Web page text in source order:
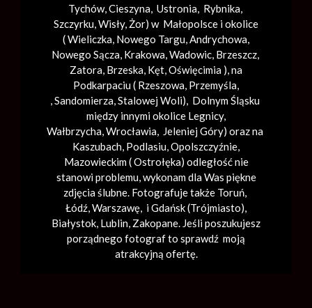
Tychów, Cieszyna, Ustronia, Rybnika,
Szczyrku, Wisły, Żor) w Małopolsce i okolice
(Wieliczka, Nowego Targu,Andrychowa,
Nowego Sącza, Krakowa,Wadowic, Brzeszcz,
Zatora, Brzeska, Kęt,Oświęcimia ), na
Podkarpaciu ( Rzeszowa, Przemyśla,
,Sandomierza,Stalowej Woli), Dolnym Śląsku
między innymi okolice Legnicy,
Wałbrzycha,Wrocławia, Jeleniej Góry) oraz na
Kaszubach, Podlasiu, Opolszczyźnie,
Mazowieckim ( Ostrołęka) odległość nie
stanowi problemu, wykonam dla Was piękne
zdjęcia ślubne. Fotografuje także Toruń,
Łódź,Warszawę, i Gdańsk (Trójmiasto),
Białystok, Lublin, Zakopane. Jeśli poszukujesz
porządnego fotograf to sprawdź moją
atrakcyjną ofertę.